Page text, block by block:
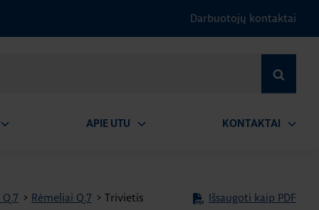
Darbuotojų kontaktai
APIE UTU KONTAKTAI
> Rėmeliai Q.7 > Trivietis
Išsaugoti kaip PDF